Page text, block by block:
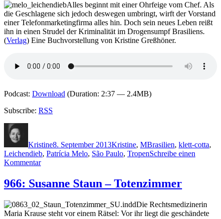
Messer,
Gabel,
Schere,
Licht
Alles beginnt mit einer Ohrfeige vom Chef. Als
die Geschlagene sich jedoch deswegen umbringt, wirft der Vorstand
einer Telefonmarketingfirma alles hin. Doch sein neues Leben reißt
ihn in einen Strudel der Kriminalität im Drogensumpf Brasiliens.
(Verlag) Eine Buchvorstellung von Kristine Greßhöner.
Podcast: Download (Duration: 2:37 — 2.4MB)
Subscribe: RSS
Kristine8. September 2013Kristine, MBrasilien, klett-cotta,
Leichendieb, Patrícia Melo, São Paulo, TropenSchreibe einen
Kommentarzu
Patrícia
Melo
Leichendieb
966: Susanne Staun – Totenzimmer
Die Rechtsmedizinerin
Maria Krause steht vor einem Rätsel: Vor ihr liegt die geschändete